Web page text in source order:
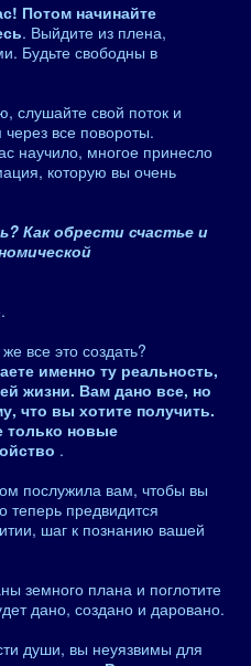
Потом начинайте
. Выйдите из плена,
Будьте свободны в
слушайте свой поток и
все повороты.
научило, многое принесло
которую вы очень
Как обрести счастье и
все это создать?
именно ту реальность,
жизни. Вам дано все, но
что вы хотите получить.
только новые
.
послужила вам, чтобы вы
теперь предвидится
шаг к познанию вашей
земного плана и поглотите
дано, создано и даровано.
души, вы неуязвимы для